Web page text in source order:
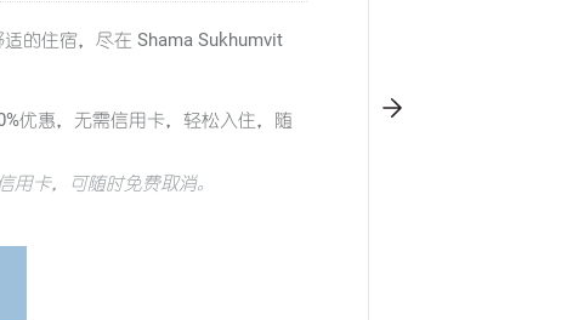
的住宿，尽在 Shama Sukhumvit
优惠，无需信用卡，轻松入住，随
用卡，可随时免费取消。